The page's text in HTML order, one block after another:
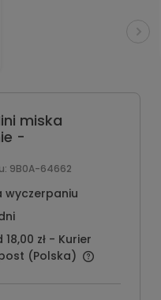
miska
-
9B0A-64662
wyczerpaniu
18,00 zł - Kurier
(Polska)